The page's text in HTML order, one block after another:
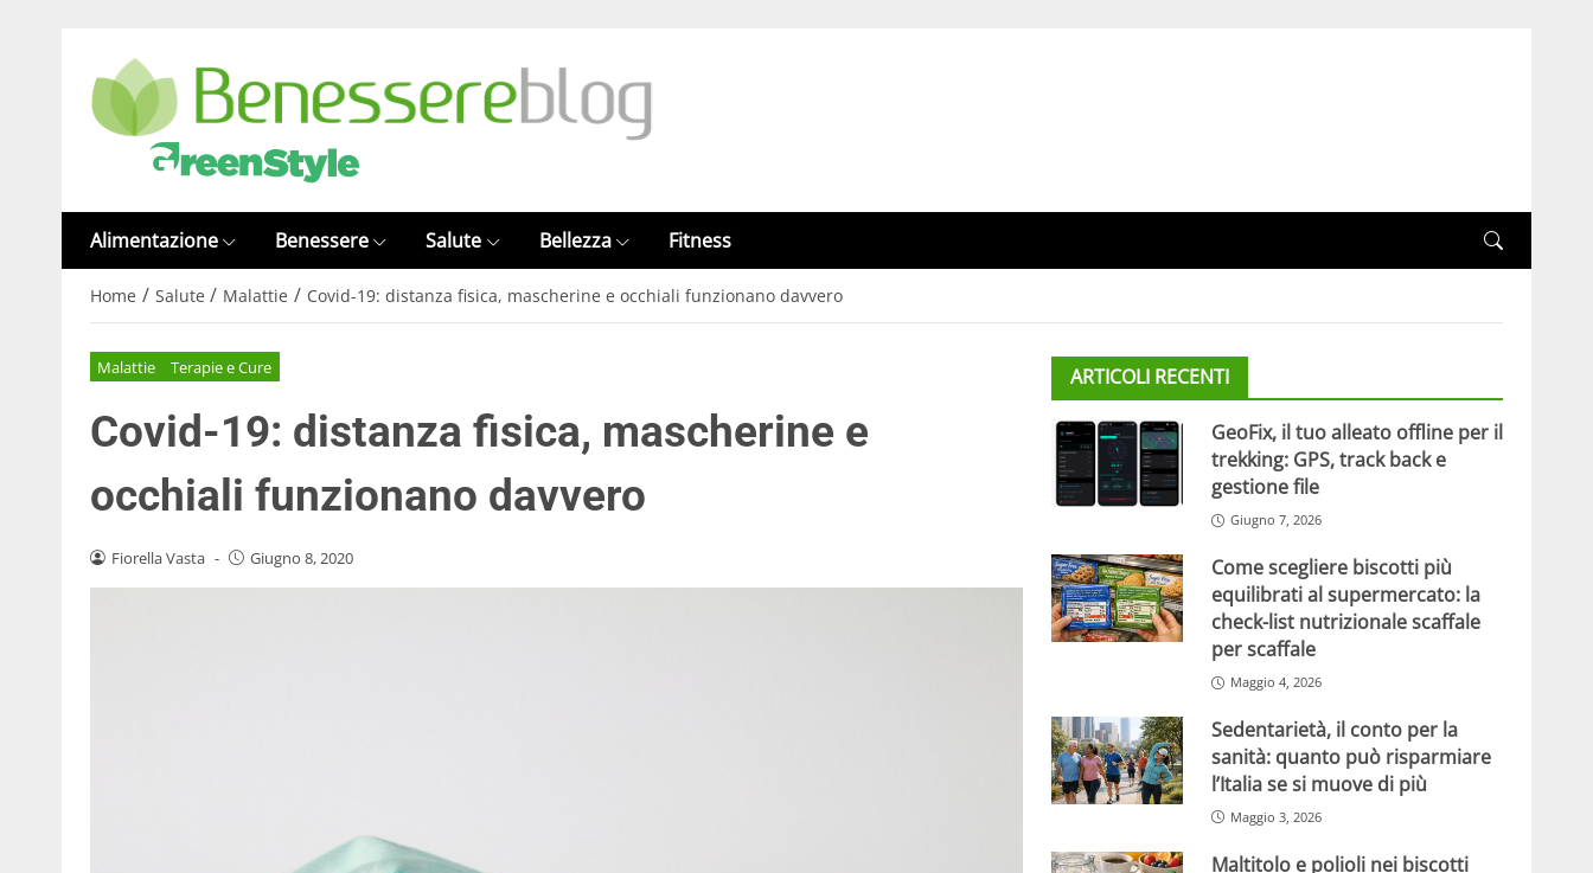
Alimentazione Benessere Salute Bellezza Fitness
Home / Salute / Malattie / Covid-19: distanza fisica, mascherine e occhiali funzionano davvero
Malattie Terapie e Cure
Covid-19: distanza fisica, mascherine e
occhiali funzionano davvero
Fiorella Vasta - Giugno 8, 2020
ARTICOLI RECENTI
GeoFix, il tuo alleato offline per il
trekking: GPS, track back e
gestione file
Giugno 7, 2026
Come scegliere biscotti più
equilibrati al supermercato: la
check-list nutrizionale scaffale
per scaffale
Maggio 4, 2026
Sedentarietà, il conto per la
sanità: quanto può risparmiare
l’Italia se si muove di più
Maggio 3, 2026
Maltitolo e polioli nei biscotti